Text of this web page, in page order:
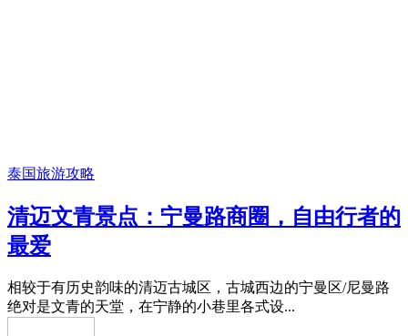
泰国旅游攻略
清迈文青景点：宁曼路商圈，自由行者的
最爱
相较于有历史韵味的清迈古城区，古城西边的宁曼区/尼曼路
绝对是文青的天堂，在宁静的小巷里各式设...